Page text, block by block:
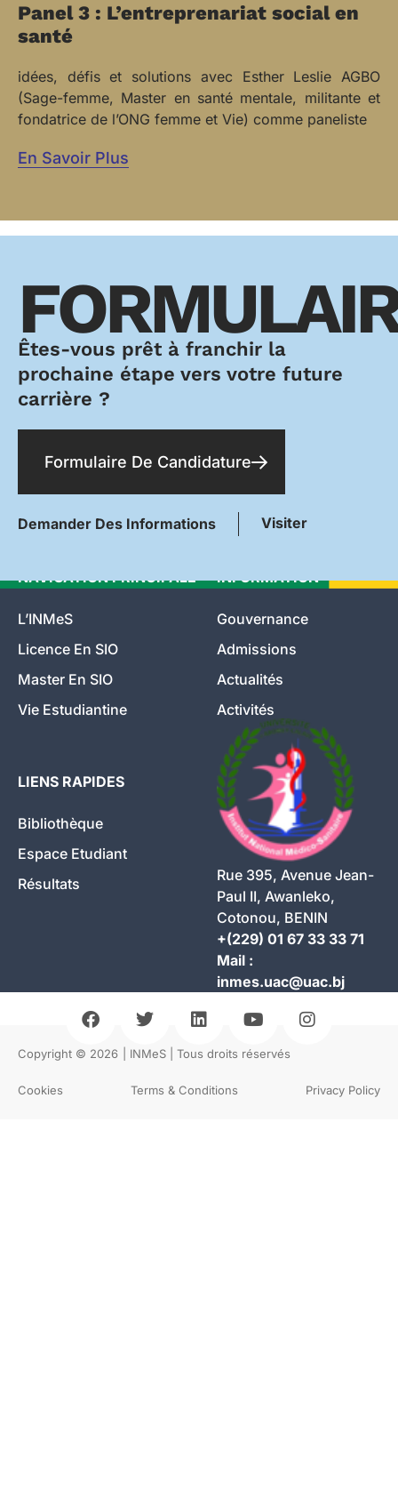
Panel 3 : L’entreprenariat social en
santé
idées, défis et solutions avec Esther Leslie AGBO
(Sage-femme, Master en santé mentale, militante et
fondatrice de l’ONG femme et Vie) comme paneliste
En Savoir Plus
Êtes-vous prêt à franchir la
prochaine étape vers votre future
carrière ?
Formulaire De Candidature
Demander Des Informations Visiter
NAVIGATION PRINCIPALE
L’INMeS
Licence En SIO
Master En SIO
Vie Estudiantine
INFORMATION
Gouvernance
Admissions
Actualités
Activités
LIENS RAPIDES
Bibliothèque
Espace Etudiant
Résultats
Rue 395, Avenue Jean-
Paul II, Awanleko,
Cotonou, BENIN
+(229) 01 67 33 33 71
Mail :
inmes.uac@uac.bj
Copyright © 2026 | INMeS | Tous droits réservés
Cookies Terms & Conditions Privacy Policy